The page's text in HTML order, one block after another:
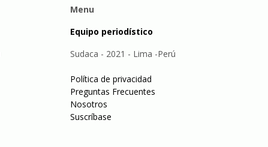
Menu
Equipo periodístico
Sudaca - 2021 - Lima -Perú
Política de privacidad
Preguntas Frecuentes
Nosotros
Suscríbase